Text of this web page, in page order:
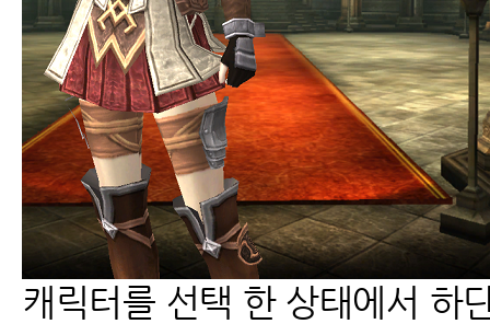
캐릭터를 선택 한 상태에서 하